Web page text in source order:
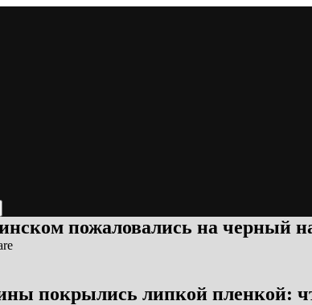
пожаловались на черный
покрылись липкой пленкой: